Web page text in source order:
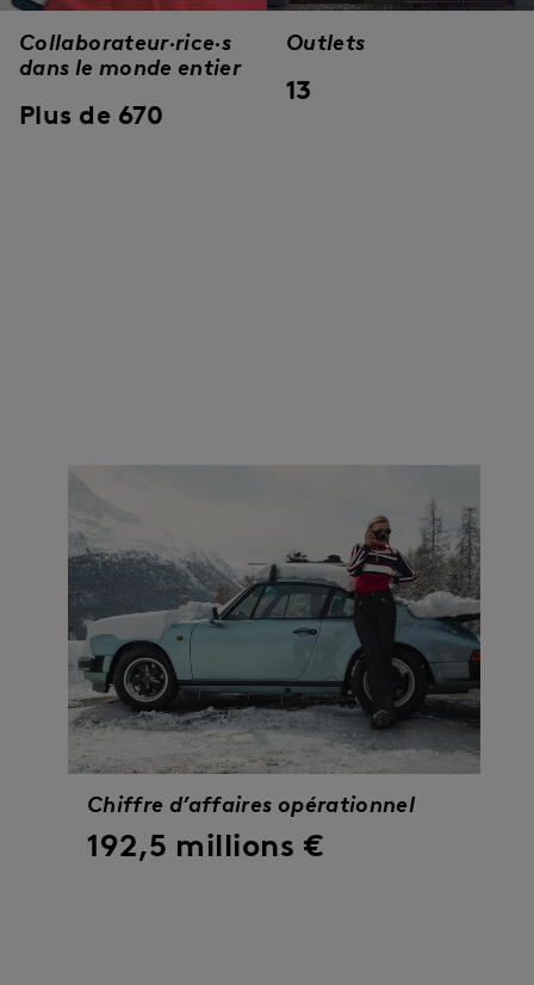
Collaborateur·rice·s
dans le monde entier
Plus de 670
Outlets
13
Chiffre d’affaires opérationnel
192,5 millions €